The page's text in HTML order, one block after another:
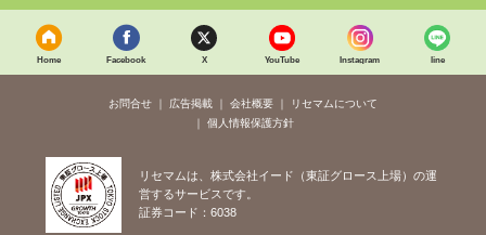
Home Facebook X YouTube Instagram line
お問合せ 広告掲載 会社概要
リセマムについて
個人情報保護方針
リセマムは、株式会社イード（東証グロース上場）の運
営するサービスです。
証券コード：6038